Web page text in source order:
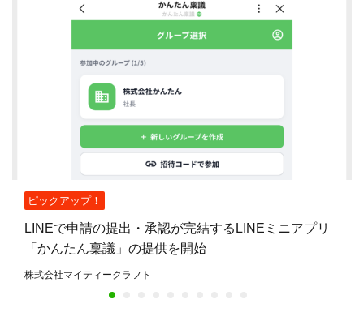
ピックアップ！
LINEで申請の提出・承認が完結するLINEミニアプリ
「かんたん稟議」の提供を開始
株式会社マイティークラフト